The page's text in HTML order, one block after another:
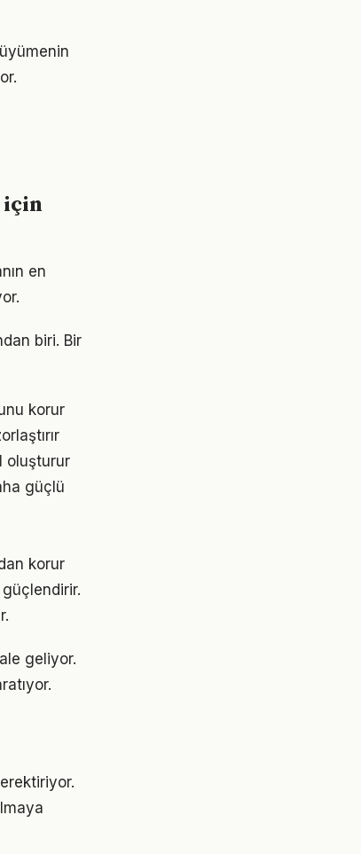
için
en
biri. Bir
korur
oluşturur
güçlü
korur
geliyor.